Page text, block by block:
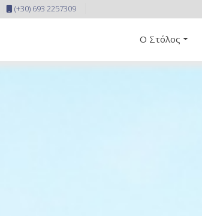
(+30) 693 2257309
Ο Στόλος